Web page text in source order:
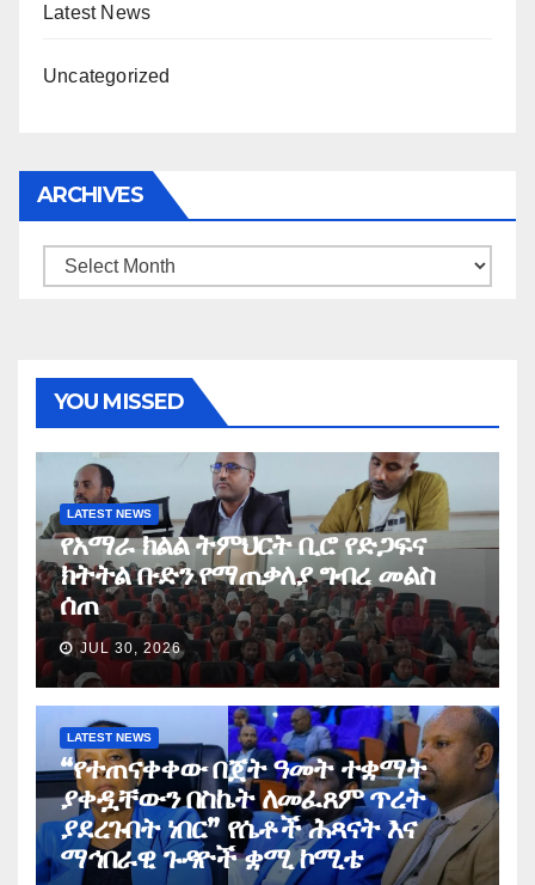
Latest News
Uncategorized
ARCHIVES
Archives
YOU MISSED
LATEST NEWS
የአማራ ክልል ትምህርት ቢሮ የድጋፍና
ክትትል ቡድን የማጠቃለያ ግብረ መልስ
ሰጠ
JUL 30, 2026
LATEST NEWS
“የተጠናቀቀው በጀት ዓመት ተቋማት
ያቀዷቸውን በስኬት ለመፈጸም ጥረት
ያደረጉበት ነበር” የሴቶች ሕጻናት እና
ማኅበራዊ ጉዳዮች ቋሚ ኮሚቴ